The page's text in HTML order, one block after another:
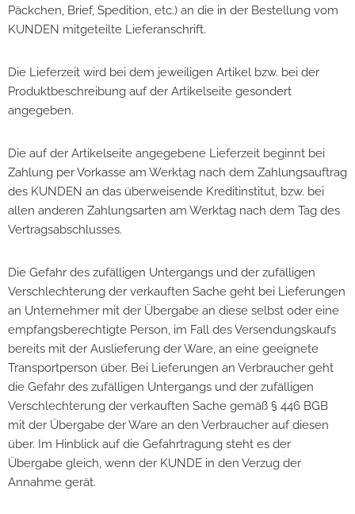
Päckchen, Brief, Spedition, etc.) an die in der Bestellung vom
KUNDEN mitgeteilte Lieferanschrift.
Die Lieferzeit wird bei dem jeweiligen Artikel bzw. bei der
Produktbeschreibung auf der Artikelseite gesondert
angegeben.
Die auf der Artikelseite angegebene Lieferzeit beginnt bei
Zahlung per Vorkasse am Werktag nach dem Zahlungsauftrag
des KUNDEN an das überweisende Kreditinstitut, bzw. bei
allen anderen Zahlungsarten am Werktag nach dem Tag des
Vertragsabschlusses.
Die Gefahr des zufälligen Untergangs und der zufälligen
Verschlechterung der verkauften Sache geht bei Lieferungen
an Unternehmer mit der Übergabe an diese selbst oder eine
empfangsberechtigte Person, im Fall des Versendungskaufs
bereits mit der Auslieferung der Ware, an eine geeignete
Transportperson über. Bei Lieferungen an Verbraucher geht
die Gefahr des zufälligen Untergangs und der zufälligen
Verschlechterung der verkauften Sache gemäß § 446 BGB
mit der Übergabe der Ware an den Verbraucher auf diesen
über. Im Hinblick auf die Gefahrtragung steht es der
Übergabe gleich, wenn der KUNDE in den Verzug der
Annahme gerät.